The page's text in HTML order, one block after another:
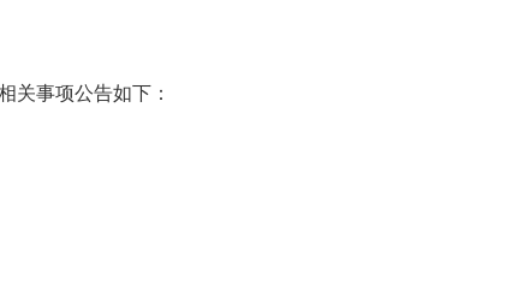
关事项公告如下：